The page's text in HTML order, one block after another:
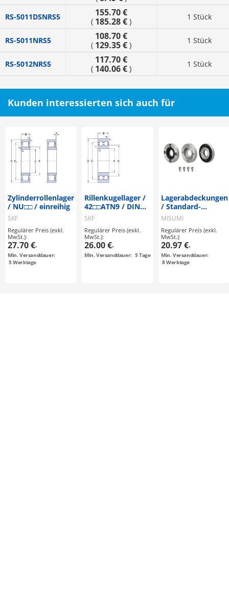
RS-5011DSNRS5 155.70 €
( 185.28 € ) 1 Stück
RS-5011NRS5 108.70 €
( 129.35 € ) 1 Stück
RS-5012NRS5 117.70 €
( 140.06 € ) 1 Stück
Kunden interessierten sich auch für
Zylinderrollenlager
/ NU□□ / einreihig
SKF
Regulärer Preis (exkl.
MwSt.):
27.70 €-
Min. Versanddauer:
5Werktage
Rillenkugellager /
42□□ATN9 / DIN
625 / zweireihig /
CN
SKF
Regulärer Preis (exkl.
MwSt.):
26.00 €-
Min. Versanddauer: 5Tage
Lagerabdeckungen
/ Standard-
Ausführung / Mit
Dichtung
MISUMI
Regulärer Preis (exkl.
MwSt.):
20.97 €-
Min. Versanddauer:
8Werktage